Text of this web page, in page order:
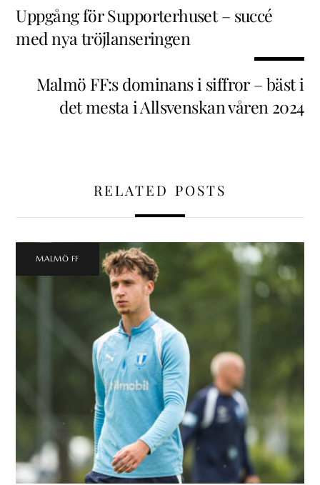
Uppgång för Supporterhuset – succé
med nya tröjlanseringen
Malmö FF:s dominans i siffror – bäst i
det mesta i Allsvenskan våren 2024
RELATED POSTS
MALMÖ FF